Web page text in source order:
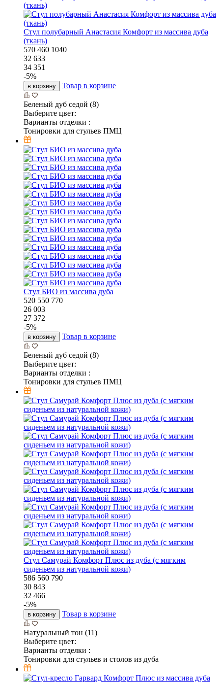
Стул полубарный Анастасия Комфорт из массива дуба
(ткань)
570 460 1040
32 633
34 351
-5%
в корзину Товар в корзине
Беленый дуб седой (8)
Выберите цвет:
Варианты отделки :
Тонировки для стульев ПМЦ
Стул БИО из массива дуба
520 550 770
26 003
27 372
-5%
в корзину Товар в корзине
Беленый дуб седой (8)
Выберите цвет:
Варианты отделки :
Тонировки для стульев ПМЦ
Стул Самурай Комфорт Плюс из дуба (с мягким
сиденьем из натуральной кожи)
586 560 790
30 843
32 466
-5%
в корзину Товар в корзине
Натуральный тон (11)
Выберите цвет:
Варианты отделки :
Тонировки для стульев и столов из дуба